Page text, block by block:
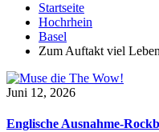
Startseite
Hochrhein
Basel
Zum Auftakt viel
Juni 12, 2026
Englische Ausnahme-